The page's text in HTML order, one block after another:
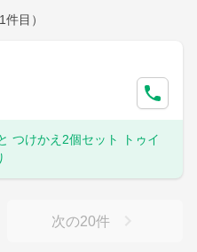
件目）
つけかえ2個セット トゥイ
次の20件